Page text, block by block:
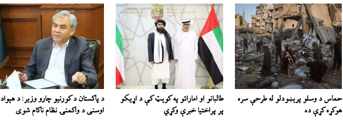
حماس د وسلو پرېښودلو له طرحې سره
هوکړه کړې ده
طالبانو او اماراتو په کوېټ کې د اړیکو
پر پراختیا خبرې وکړي
د پاکستان د کورنیو چارو وزیر: د هېواد
اوسنی د واکمنۍ نظام ناکام شوی